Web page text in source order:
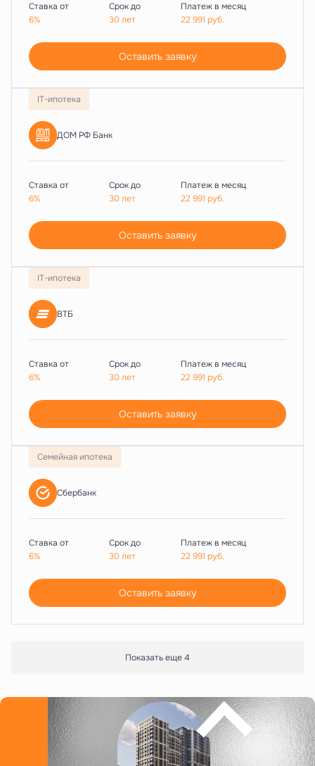
Ставка от
6%
Срок до
30 лет
Платеж в месяц
22 991 руб.
Оставить заявку
IT-ипотека
ДОМ РФ Банк
Ставка от
6%
Срок до
30 лет
Платеж в месяц
22 991 руб.
Оставить заявку
IT-ипотека
ВТБ
Ставка от
6%
Срок до
30 лет
Платеж в месяц
22 991 руб.
Оставить заявку
Семейная ипотека
Сбербанк
Ставка от
6%
Срок до
30 лет
Платеж в месяц
22 991 руб.
Оставить заявку
Показать еще 4